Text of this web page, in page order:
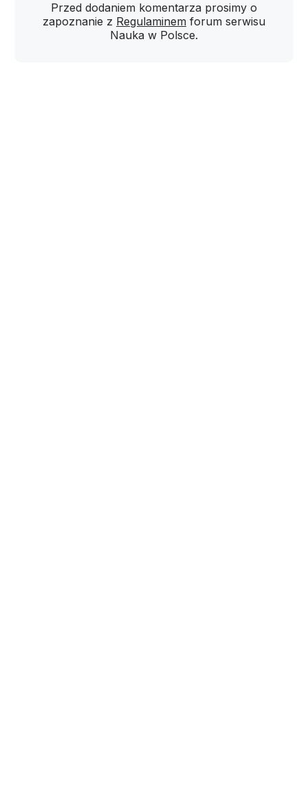
Przed dodaniem komentarza prosimy o
zapoznanie z Regulaminem forum serwisu
Nauka w Polsce.